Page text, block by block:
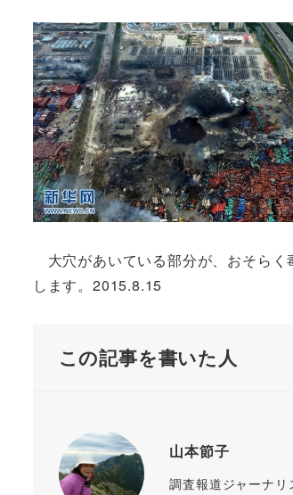
大穴があいている部分が、おそらく
します。2015.8.15
この記事を書いた人
山本節子
調査報道ジャーナリ